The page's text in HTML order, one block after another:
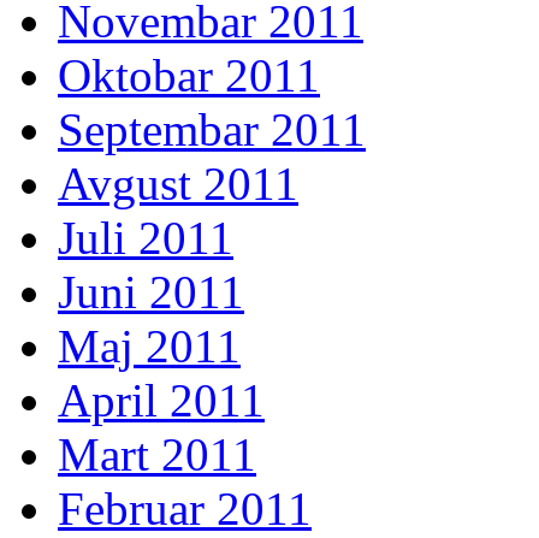
Novembar 2011
Oktobar 2011
Septembar 2011
Avgust 2011
Juli 2011
Juni 2011
Maj 2011
April 2011
Mart 2011
Februar 2011